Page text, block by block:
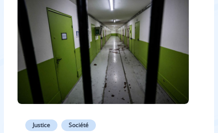
Justice Société